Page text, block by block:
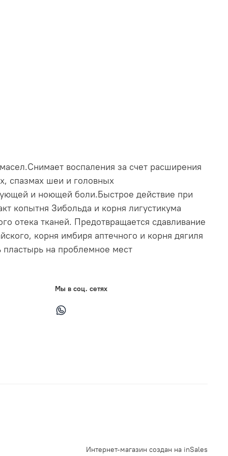
воспаления за счет расширения
спазмах шеи и головных
и ноющей боли.Быстрое действие при
копытня Зибольда и корня лигустикума
отека тканей. Предотвращается сдавливание
корня имбиря аптечного и корня дягиля
пластырь на проблемное мест
Мы в соц. сетях
Интернет-магазин создан на inSales